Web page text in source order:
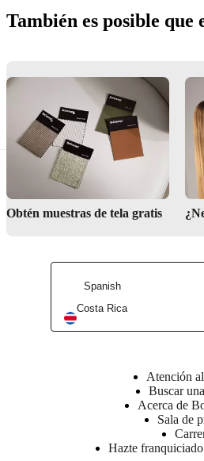
También es posible que
Contacta con
Entrega
Obtén muestras de tela gratis
Spanish
Costa Rica
Atención
Buscar
Acerca de
Sala de
Hazte